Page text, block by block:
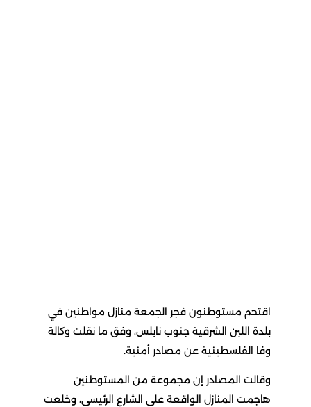
اقتحم مستوطنون فجر الجمعة منازل مواطنين في
بلدة اللبن الشرقية جنوب نابلس، وفق ما نقلت وكالة
وفا الفلسطينية عن مصادر أمنية.
وقالت المصادر إن مجموعة من المستوطنين
هاجمت المنازل الواقعة على الشارع الرئيسي، وخلعت